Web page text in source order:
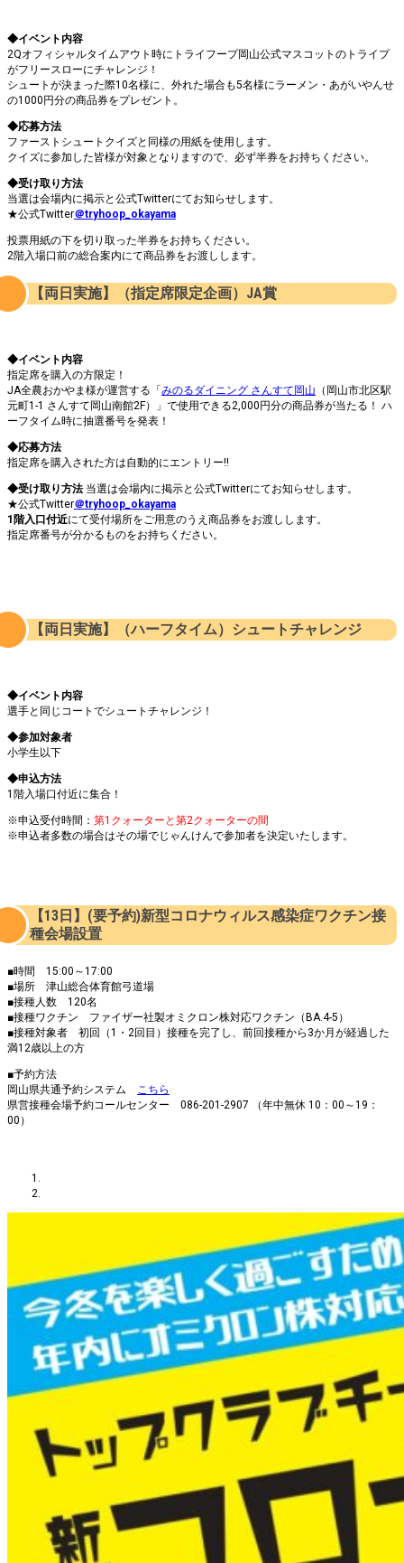
◆イベント内容
2Qオフィシャルタイムアウト時にトライフープ岡山公式マスコットのトライプ
がフリースローにチャレンジ！
シュートが決まった際10名様に、外れた場合も5名様にラーメン・あがいやんせ
の1000円分の商品券をプレゼント。
◆応募方法
ファーストシュートクイズと同様の用紙を使用します。
クイズに参加した皆様が対象となりますので、必ず半券をお持ちください。
◆受け取り方法
当選は会場内に掲示と公式Twitterにてお知らせします。
★公式Twitter＠tryhoop_okayama
投票用紙の下を切り取った半券をお持ちください。
2階入場口前の総合案内にて商品券をお渡しします。
【両日実施】（指定席限定企画）JA賞
◆イベント内容
指定席を購入の方限定！
JA全農おかやま様が運営する「 みのるダイニング さんすて岡山 （岡山市北区駅
元町1-1 さんすて岡山南館2F）」で使用できる2,000円分の商品券が当たる！ ハ
ーフタイム時に抽選番号を発表！
◆応募方法
指定席を購入された方は自動的にエントリー!!
◆受け取り方法 当選は会場内に掲示と公式Twitterにてお知らせします。
★公式Twitter＠tryhoop_okayama
1階入口付近にて受付場所をご用意のうえ商品券をお渡しします。
指定席番号が分かるものをお持ちください。
【両日実施】（ハーフタイム）シュートチャレンジ
◆イベント内容
選手と同じコートでシュートチャレンジ！
◆参加対象者
小学生以下
◆申込方法
1階入場口付近に集合！
※申込受付時間： 第1クォーターと第2クォーターの間
※申込者多数の場合はその場でじゃんけんで参加者を決定いたします。
【13日】(要予約)新型コロナウィルス感染症ワクチン接
種会場設置
■時間 15:00～17:00
■場所 津山総合体育館弓道場
■接種人数 120名
■接種ワクチン ファイザー社製オミクロン株対応ワクチン（BA.4-5）
■接種対象者 初回（1・2回目）接種を完了し、前回接種から3か月が経過した
満12歳以上の方
■予約方法
岡山県共通予約システム こちら
県営接種会場予約コールセンター 086-201-2907 （年中無休 10：00～19：
00）